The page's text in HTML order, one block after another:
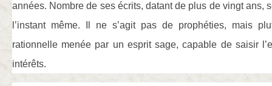
années. Nombre de ses écrits, datant de plus de vingt ans,
l’instant même. Il ne s’agit pas de prophéties, mais
rationnelle menée par un esprit sage, capable de saisir
intérêts.